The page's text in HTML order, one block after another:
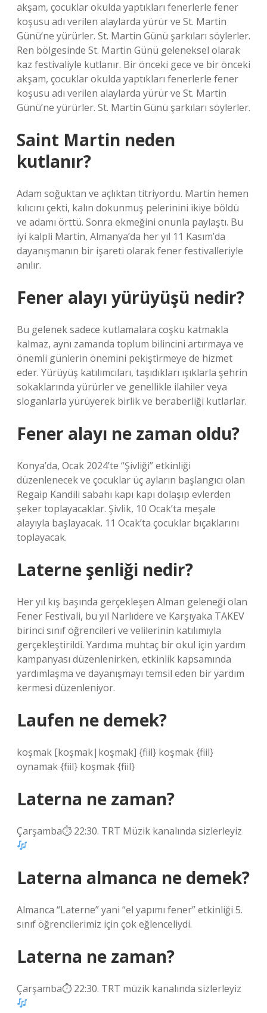
akşam, çocuklar okulda yaptıkları fenerlerle fener
koşusu adı verilen alaylarda yürür ve St. Martin
Günü’ne yürürler. St. Martin Günü şarkıları söylerler.
Ren bölgesinde St. Martin Günü geleneksel olarak
kaz festivaliyle kutlanır. Bir önceki gece ve bir önceki
akşam, çocuklar okulda yaptıkları fenerlerle fener
koşusu adı verilen alaylarda yürür ve St. Martin
Günü’ne yürürler. St. Martin Günü şarkıları söylerler.
Saint Martin neden
kutlanır?
Adam soğuktan ve açlıktan titriyordu. Martin hemen
kılıcını çekti, kalın dokunmuş pelerinini ikiye böldü
ve adamı örttü. Sonra ekmeğini onunla paylaştı. Bu
iyi kalpli Martin, Almanya’da her yıl 11 Kasım’da
dayanışmanın bir işareti olarak fener festivalleriyle
anılır.
Fener alayı yürüyüşü nedir?
Bu gelenek sadece kutlamalara coşku katmakla
kalmaz, aynı zamanda toplum bilincini artırmaya ve
önemli günlerin önemini pekiştirmeye de hizmet
eder. Yürüyüş katılımcıları, taşıdıkları ışıklarla şehrin
sokaklarında yürürler ve genellikle ilahiler veya
sloganlarla yürüyerek birlik ve beraberliği kutlarlar.
Fener alayı ne zaman oldu?
Konya’da, Ocak 2024’te “Şivliği” etkinliği
düzenlenecek ve çocuklar üç ayların başlangıcı olan
Regaip Kandili sabahı kapı kapı dolaşıp evlerden
şeker toplayacaklar. Şivlik, 10 Ocak’ta meşale
alayıyla başlayacak. 11 Ocak’ta çocuklar bıçaklarını
toplayacak.
Laterne şenliği nedir?
Her yıl kış başında gerçekleşen Alman geleneği olan
Fener Festivali, bu yıl Narlıdere ve Karşıyaka TAKEV
birinci sınıf öğrencileri ve velilerinin katılımıyla
gerçekleştirildi. Yardıma muhtaç bir okul için yardım
kampanyası düzenlenirken, etkinlik kapsamında
yardımlaşma ve dayanışmayı temsil eden bir yardım
kermesi düzenleniyor.
Laufen ne demek?
koşmak [koşmak|koşmak] {fiil} koşmak {fiil}
oynamak {fiil} koşmak {fiil}
Laterna ne zaman?
Çarşamba⏱ 22:30. TRT Müzik kanalında sizlerleyiz
Laterna almanca ne demek?
Almanca “Laterne” yani “el yapımı fener” etkinliği 5.
sınıf öğrencilerimiz için çok eğlenceliydi.
Laterna ne zaman?
Çarşamba⏱ 22:30. TRT müzik kanalında sizlerleyiz